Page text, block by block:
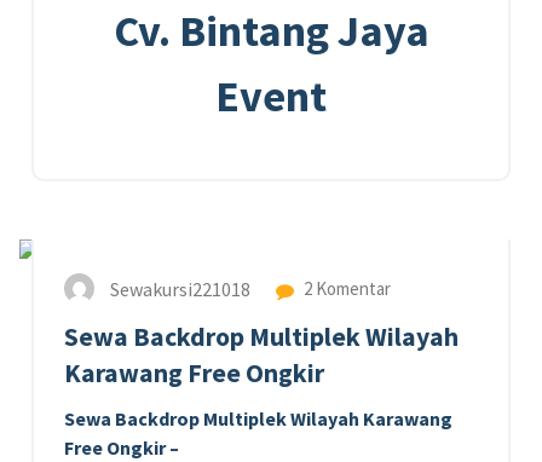
Cv. Bintang Jaya
Event
Sewakursi221018 2 Komentar
Sewa Backdrop Multiplek Wilayah
Karawang Free Ongkir
Sewa Backdrop Multiplek Wilayah Karawang
Free Ongkir –